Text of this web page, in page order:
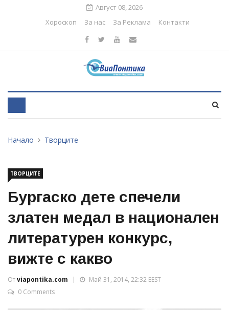
Август 08, 2026
Хороскоп
За нас За Реклама Контакти
Начало Творците
ТВОРЦИТЕ
Бургаско дете спечели
златен медал в национален
литературен конкурс,
вижте с какво
Отviapontika.com
Май 31, 2014, 22:32 EEST
0 Comments